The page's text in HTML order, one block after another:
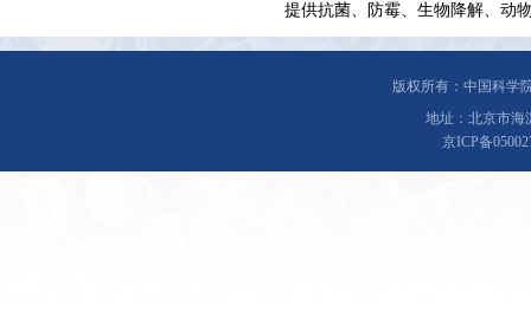
提供抗菌、防霉、生物降解、动
版权所有：中国科学
地址：北京市海
京ICP备